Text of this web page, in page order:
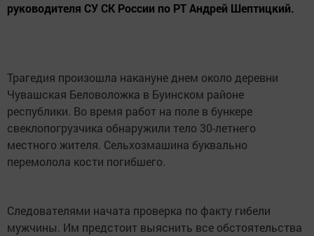
руководителя СУ СК России по РТ Андрей Шептицкий.
Трагедия произошла накануне днем около деревни
Чувашская Беловоложка в Буинском районе
республики. Во время работ на поле в бункере
свеклопогрузчика обнаружили тело 30-летнего
местного жителя. Сельхозмашина буквально
перемолола кости погибшего.
Следователями начата проверка по факту гибели
мужчины. Им предстоит выяснить все обстоятельства